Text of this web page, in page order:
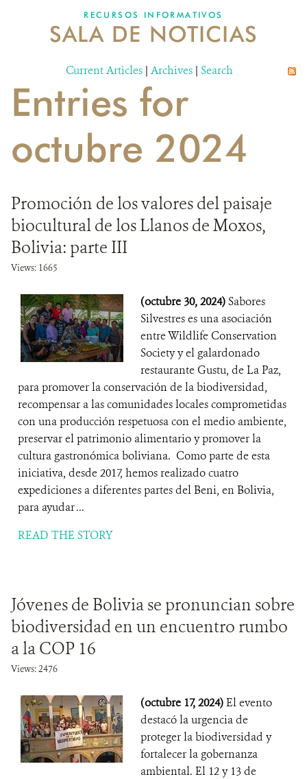
NOSOTROS
DONA
RECURSOS INFORMATIVOS
SALA DE NOTICIAS
Current Articles | Archives | Search
Entries for
octubre 2024
Promoción de los valores del paisaje
biocultural de los Llanos de Moxos,
Bolivia: parte III
Views: 1665
(octubre 30, 2024)Sabores
Silvestres es una asociación
entre Wildlife Conservation
Society y el galardonado
restaurante Gustu, de La Paz,
para promover la conservación de la biodiversidad,
recompensar a las comunidades locales comprometidas
con una producción respetuosa con el medio ambiente,
preservar el patrimonio alimentario y promover la
cultura gastronómica boliviana. Como parte de esta
iniciativa, desde 2017, hemos realizado cuatro
expediciones a diferentes partes del Beni, en Bolivia,
para ayudar ...
READ THE STORY
Jóvenes de Bolivia se pronuncian sobre
biodiversidad en un encuentro rumbo
a la COP 16
Views: 2476
(octubre 17, 2024)El evento
destacó la urgencia de
proteger la biodiversidad y
fortalecer la gobernanza
ambiental. El 12 y 13 de